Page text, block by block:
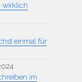
wirklich
einmal für
im